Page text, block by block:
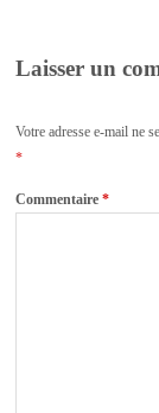
Laisser un
Votre adresse e-mail ne
*
Commentaire*